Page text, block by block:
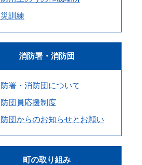
訓練
消防署・消防団
署・消防団について
団員応援制度
団からのお知らせとお願い
町の取り組み